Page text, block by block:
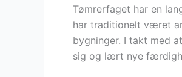
Tømrerfaget har en
har traditionelt været
bygninger. I takt med
sig og lært nye